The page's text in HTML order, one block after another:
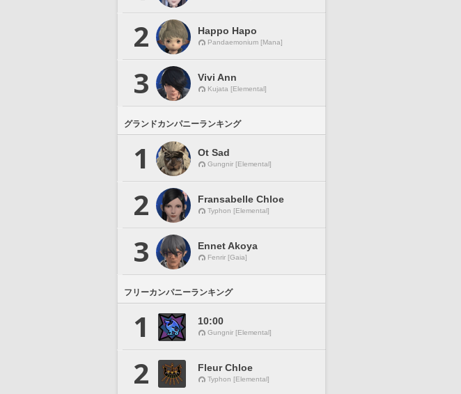
2 Happo Hapo
Pandaemonium [Mana]
3 Vivi Ann
Kujata [Elemental]
グランドカンパニーランキング
1 Ot Sad
Gungnir [Elemental]
2 Fransabelle Chloe
Typhon [Elemental]
3 Ennet Akoya
Fenrir [Gaia]
フリーカンパニーランキング
1 10:00
Gungnir [Elemental]
2 Fleur Chloe
Typhon [Elemental]